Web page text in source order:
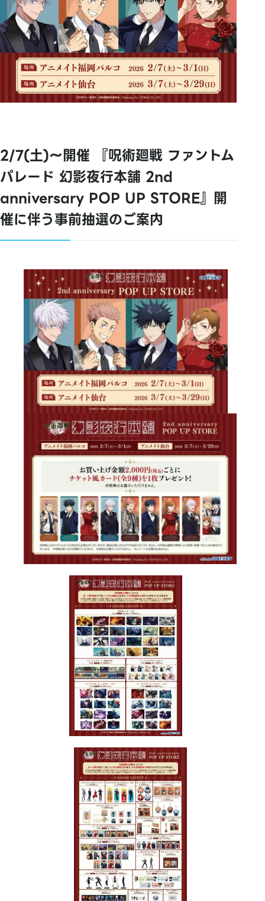
2/7(土)～開催 『呪術廻戦 ファントム
パレード 幻影夜行本舗 2nd
anniversary POP UP STORE』開
催に伴う事前抽選のご案内